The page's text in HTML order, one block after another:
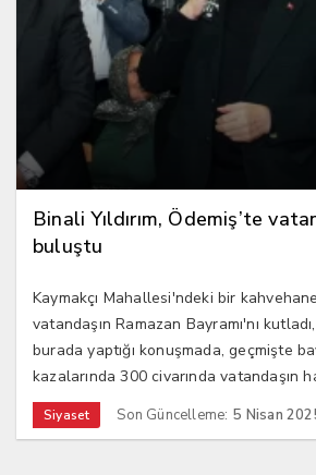
Binali Yıldırım, Ödemiş’te
buluştu
Kaymakçı Mahallesi'ndeki bir
vatandaşın Ramazan Bayramı'nı
burada yaptığı konuşmada, geçmişte
kazalarında 300 civarında vatandaşın
Siyaset Son Güncelleme: 5 Nisan